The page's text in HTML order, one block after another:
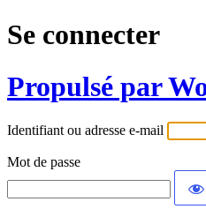
Se connecter
Propulsé par
Identifiant ou adresse e-mail
Mot de passe